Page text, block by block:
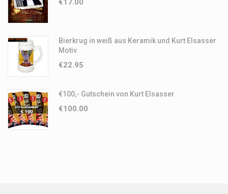
€17.00
Bierkrug in weiß aus Keramik und Kurt Elsasser
Motiv
€22.95
€100,- Gutschein von Kurt Elsasser
€100.00